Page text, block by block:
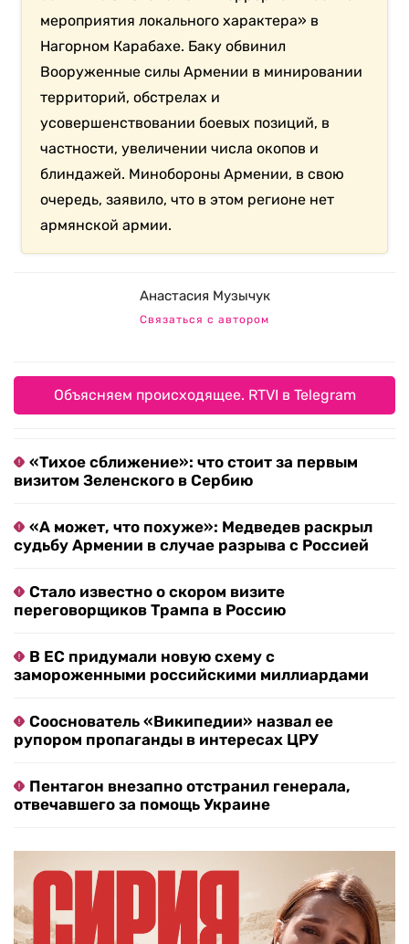
мероприятия локального характера» в
Нагорном Карабахе. Баку обвинил
Вооруженные силы Армении в минировании
территорий, обстрелах и
усовершенствовании боевых позиций, в
частности, увеличении числа окопов и
блиндажей. Минобороны Армении, в свою
очередь, заявило, что в этом регионе нет
армянской армии.
Анастасия Музычук
Связаться с автором
Объясняем происходящее. RTVI в Telegram
«Тихое сближение»: что стоит за первым
визитом Зеленского в Сербию
«А может, что похуже»: Медведев раскрыл
судьбу Армении в случае разрыва с Россией
Стало известно о скором визите
переговорщиков Трампа в Россию
В ЕС придумали новую схему с
замороженными российскими миллиардами
Сооснователь «Википедии» назвал ее
рупором пропаганды в интересах ЦРУ
Пентагон внезапно отстранил генерала,
отвечавшего за помощь Украине